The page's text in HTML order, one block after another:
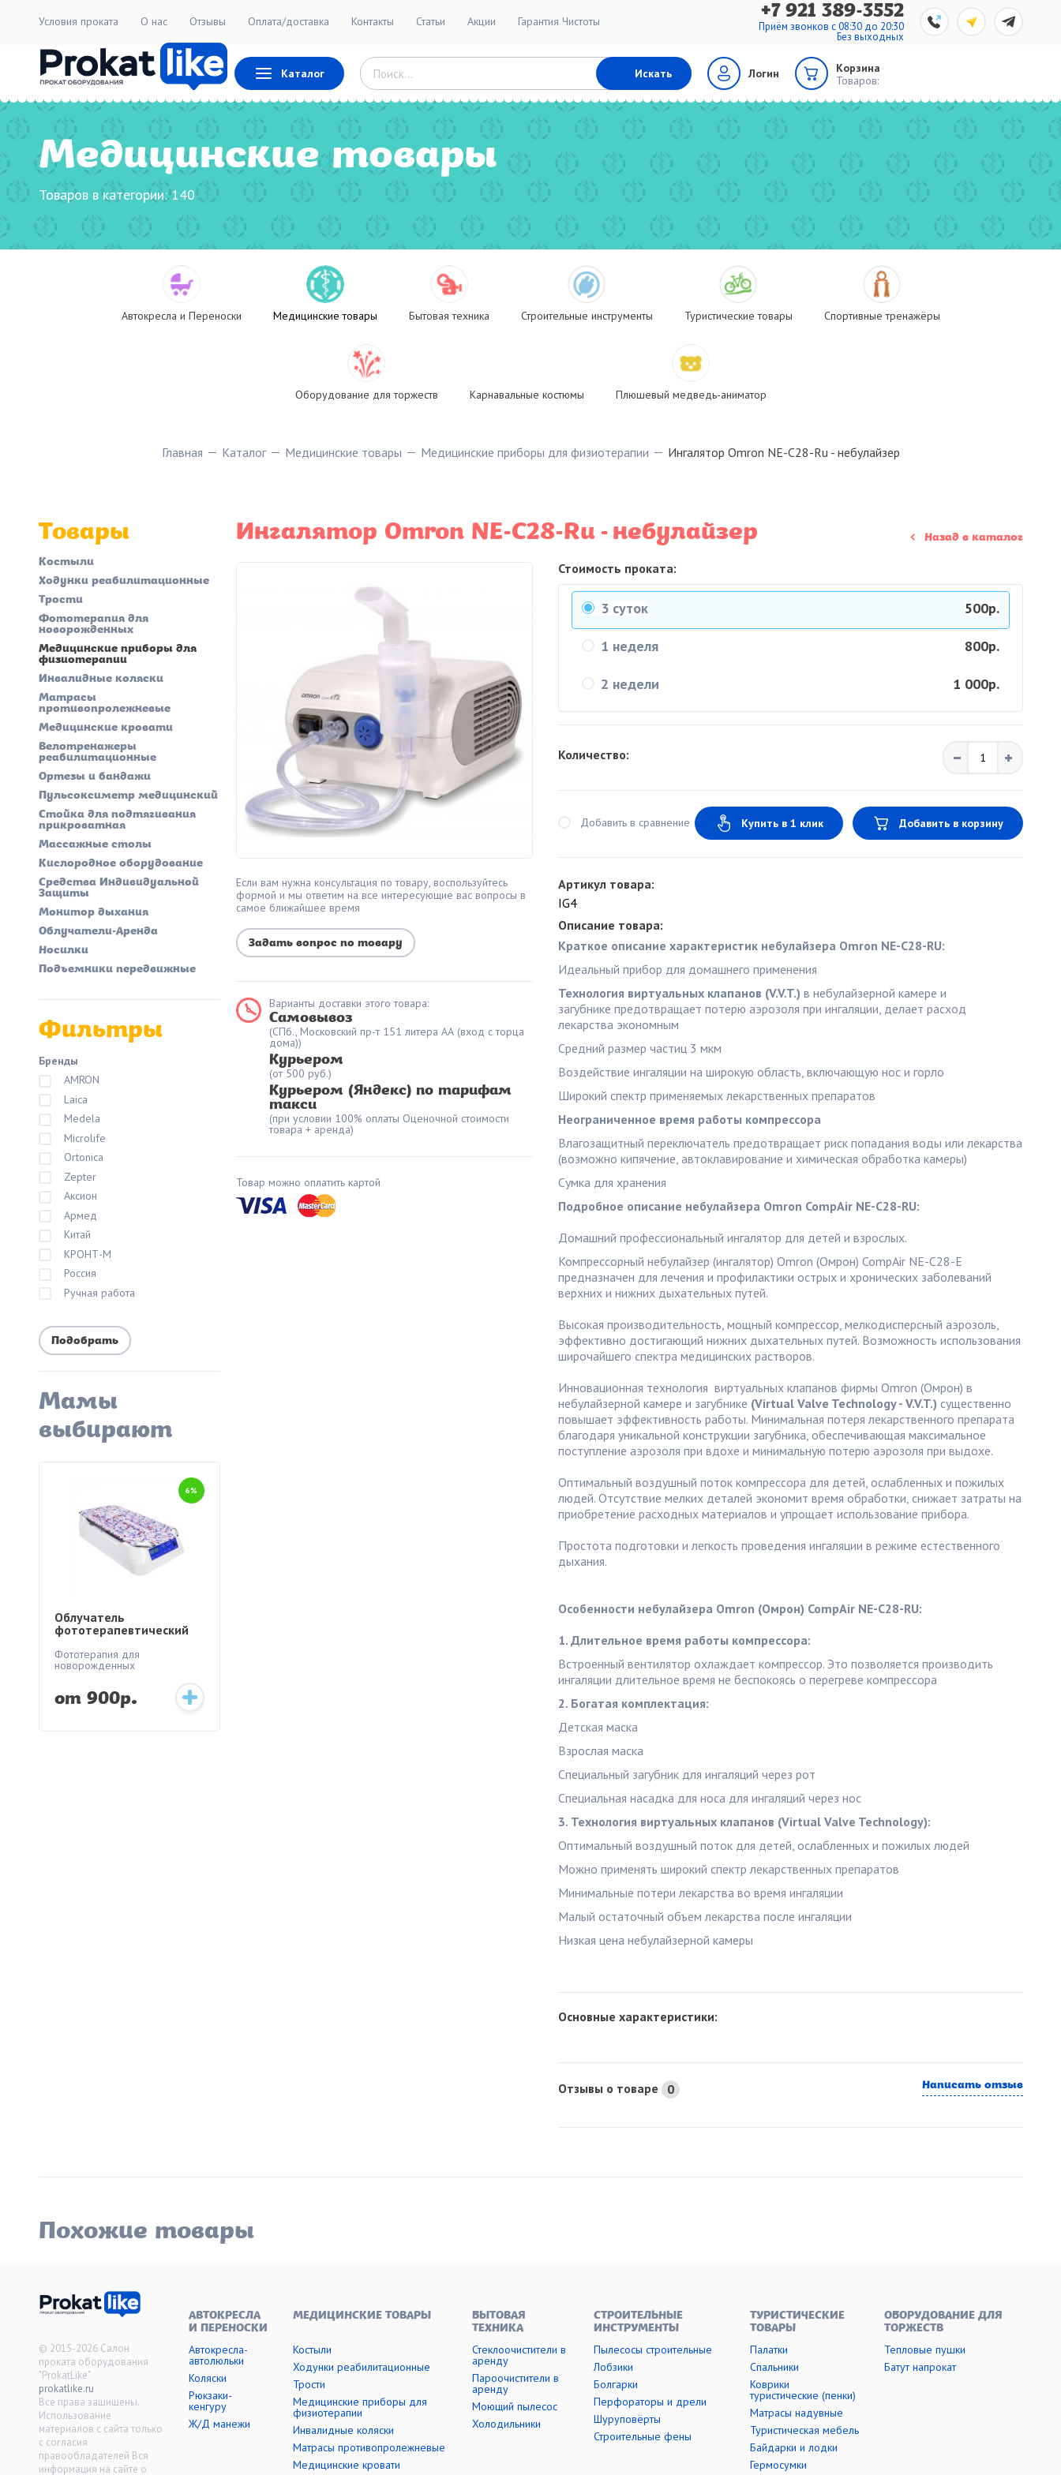
Условия проката О нас Отзывы Оплата/доставка Контакты Статьи Акции Гарантия Чистоты +7 921 389-3552
Приём звонков с 08:30 до 20:30
Без выходных
Каталог Искать Логин
Корзина
Товаров:
Медицинские товары
Товаров в категории:140
Автокресла и Переноски Медицинские товары Бытовая техника Строительные инструменты Туристические товары Спортивные тренажёры
Оборудование для торжеств Карнавальные костюмы Плюшевый медведь-аниматор
Главная Каталог Медицинские товары Медицинские приборы для физиотерапии Ингалятор Omron NE-C28-Ru - небулайзер
Товары
Костыли
Ходунки реабилитационные
Трости
Фототерапия для
новорожденных
Медицинские приборы для
физиотерапии
Инвалидные коляски
Матрасы
противопролежневые
Медицинские кровати
Велотренажеры
реабилитационные
Ортезы и бандажи
Пульсоксиметр медицинский
Стойка для подтягивания
прикроватная
Массажные столы
Кислородное оборудование
Средства Индивидуальной
Защиты
Монитор дыхания
Облучатели-Аренда
Носилки
Подъемники передвижные
Фильтры
Бренды
AMRON
Laica
Medela
Microlife
Ortonica
Zepter
Аксион
Армед
Китай
КРОНТ-М
Россия
Ручная работа
Мамы
выбирают
6%
Облучатель
фототерапевтический
Желтушка
Фототерапия для
новорожденных
от 900р.
Ингалятор Omron NE-C28-Ru - небулайзер Назад в каталог
Если вам нужна консультация по товару, воспользуйтесь
формой и мы ответим на все интересующие вас вопросы в
самое ближайшее время
Задать вопрос по товару
Варианты доставки этого товара:
Самовывоз
(СПб., Московский пр-т 151 литера АА (вход с торца
дома))
Курьером
(от 500 руб.)
Курьером (Яндекс) по тарифам
такси
(при условии 100% оплаты Оценочной стоимости
товара + аренда)
Товар можно оплатить картой
Стоимость проката:
3 суток 500р.
1 неделя 800р.
2 недели 1 000р.
Количество:
Добавить в сравнение Купить в 1 клик Добавить в корзину
Артикул товара:
IG4
Описание товара:
Краткое описание характеристик небулайзера Omron NE-C28-RU:
Идеальный прибор для домашнего применения
Технология виртуальных клапанов (V.V.T.) в небулайзерной камере и
загубнике предотвращает потерю аэрозоля при ингаляции, делает расход
лекарства экономным
Средний размер частиц 3 мкм
Воздействие ингаляции на широкую область, включающую нос и горло
Широкий спектр применяемых лекарственных препаратов
Неограниченное время работы компрессора
Влагозащитный переключатель предотвращает риск попадания воды или лекарства
(возможно кипячение, автоклавирование и химическая обработка камеры)
Сумка для хранения
Подробное описание небулайзера Omron CompAir NE-C28-RU:
Домашний профессиональный ингалятор для детей и взрослых.
Компрессорный небулайзер (ингалятор) Omron (Омрон) CompAir NE-C28-E
предназначен для лечения и профилактики острых и хронических заболеваний
верхних и нижних дыхательных путей.
Высокая производительность, мощный компрессор, мелкодисперсный аэрозоль,
эффективно достигающий нижних дыхательных путей. Возможность использования
широчайшего спектра медицинских растворов.
Инновационная технология виртуальных клапанов фирмы Omron (Омрон) в
небулайзерной камере и загубнике (Virtual Valve Technology - V.V.T.) существенно
повышает эффективность работы. Минимальная потеря лекарственного препарата
благодаря уникальной конструкции загубника, обеспечивающая максимальное
поступление аэрозоля при вдохе и минимальную потерю аэрозоля при выдохе.
Оптимальный воздушный поток компрессора для детей, ослабленных и пожилых
людей. Отсутствие мелких деталей экономит время обработки, снижает затраты на
приобретение расходных материалов и упрощает использование прибора.
Простота подготовки и легкость проведения ингаляции в режиме естественного
дыхания.
Особенности небулайзера Omron (Омрон) CompAir NE-C28-RU:
1. Длительное время работы компрессора:
Встроенный вентилятор охлаждает компрессор. Это позволяется производить
ингаляции длительное время не беспокоясь о перегреве компрессора
2. Богатая комплектация:
Детская маска
Взрослая маска
Специальный загубник для ингаляций через рот
Специальная насадка для носа для ингаляций через нос
3. Технология виртуальных клапанов (Virtual Valve Technology):
Оптимальный воздушный поток для детей, ослабленных и пожилых людей
Можно применять широкий спектр лекарственных препаратов
Минимальные потери лекарства во время ингаляции
Малый остаточный объем лекарства после ингаляции
Низкая цена небулайзерной камеры
Основные характеристики:
Отзывы о товаре 0 Написать отзыв
Похожие товары
© 2015-2026 Салон
проката оборудования
"ProkatLike"
prokatlike.ru
Все права защищены.
Использование
материалов с сайта только
с согласия
правообладателей Вся
информация на сайте о
АВТОКРЕСЛА
И ПЕРЕНОСКИ
МЕДИЦИНСКИЕ ТОВАРЫ
БЫТОВАЯ
ТЕХНИКА
СТРОИТЕЛЬНЫЕ
ИНСТРУМЕНТЫ
ТУРИСТИЧЕСКИЕ
ТОВАРЫ
ОБОРУДОВАНИЕ ДЛЯ
ТОРЖЕСТВ
Автокресла-
автолюльки
Коляски
Рюкзаки-
кенгуру
Ж/Д манежи
Костыли
Ходунки реабилитационные
Трости
Медицинские приборы для
физиотерапии
Инвалидные коляски
Матрасы противопролежневые
Медицинские кровати
Стеклоочистители в
аренду
Пароочистители в
аренду
Моющий пылесос
Холодильники
Пылесосы строительные
Лобзики
Болгарки
Перфораторы и дрели
Шуруповёрты
Строительные фены
Палатки
Cпальники
Коврики
туристические (пенки)
Матрасы надувные
Туристическая мебель
Байдарки и лодки
Гермосумки
Тепловые пушки
Батут напрокат